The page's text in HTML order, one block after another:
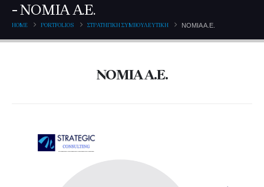
ΝΟΜΙΑ Α.Ε.
HOME PORTFOLIOS ΣΤΡΑΤΗΓΙΚΗ ΣΥΜΒΟΥΛΕΥΤΙΚΗ ΝΟΜΙΑ Α.Ε.
ΝΟΜΙΑ Α.Ε.